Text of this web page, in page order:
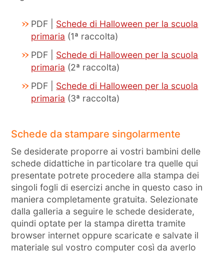
PDF | Schede di Halloween per la scuola
primaria (1ª raccolta)
PDF | Schede di Halloween per la scuola
primaria (2ª raccolta)
PDF | Schede di Halloween per la scuola
primaria (3ª raccolta)
Schede da stampare singolarmente
Se desiderate proporre ai vostri bambini delle
schede didattiche in particolare tra quelle qui
presentate potrete procedere alla stampa dei
singoli fogli di esercizi anche in questo caso in
maniera completamente gratuita. Selezionate
dalla galleria a seguire le schede desiderate,
quindi optate per la stampa diretta tramite
browser internet oppure scaricate e salvate il
materiale sul vostro computer così da averlo